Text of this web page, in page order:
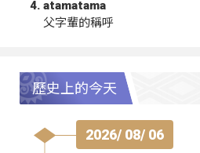
atamatama
父字輩的稱呼
歷史上的今天
2026/ 08/ 06